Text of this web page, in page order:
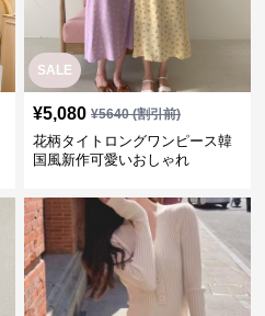
SALE
¥5,080 ¥5640(割引前)
花柄タイトロングワンピース韓
国風新作可愛いおしゃれ